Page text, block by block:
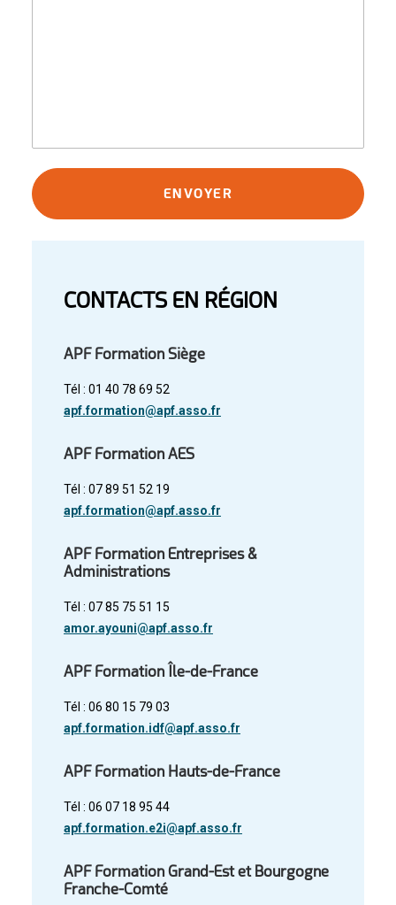
CONTACTS EN RÉGION
APF Formation Siège
Tél : 01 40 78 69 52
apf.formation@apf.asso.fr
APF Formation AES
Tél : 07 89 51 52 19
apf.formation@apf.asso.fr
APF Formation Entreprises &
Administrations
Tél : 07 85 75 51 15
amor.ayouni@apf.asso.fr
APF Formation Île-de-France
Tél : 06 80 15 79 03
apf.formation.idf@apf.asso.fr
APF Formation Hauts-de-France
Tél : 06 07 18 95 44
apf.formation.e2i@apf.asso.fr
APF Formation Grand-Est et Bourgogne
Franche-Comté